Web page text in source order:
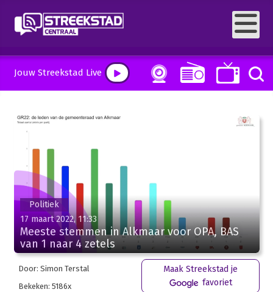
Jouw Streekstad Live
Politiek
17 maart 2022, 11:33
Meeste stemmen in Alkmaar voor OPA, BAS
van 1 naar 4 zetels
Door: Simon Terstal
Bekeken: 5186x
Maak Streekstad je
favoriet